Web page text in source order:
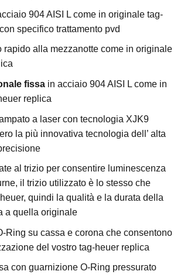
904 AISI L come in originale tag-
specifico trattamento pvd
rapido alla mezzanotte come in originale
fissain acciaio 904 AISI L come in
replica
a laser con tecnologia XJK9
la più innovativa tecnologia dell’ alta
al trizio per consentire luminescenza
il trizio utilizzato è lo stesso che
quindi la qualità e la durata della
a quella originale
Ring su cassa e corona che consentono
del vostro tag-heuer replica
con guarnizione O-Ring pressurato